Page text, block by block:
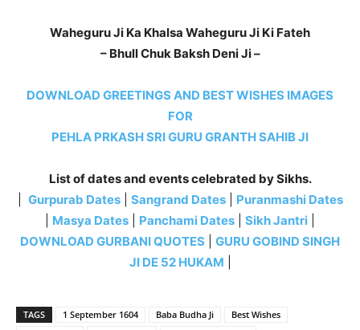
Waheguru Ji Ka Khalsa Waheguru Ji Ki Fateh
– Bhull Chuk Baksh Deni Ji –
DOWNLOAD GREETINGS AND BEST WISHES IMAGES
FOR
PEHLA PRKASH SRI GURU GRANTH SAHIB JI
List of dates and events celebrated by Sikhs.
Gurpurab Dates| Sangrand Dates| Puranmashi Dates
Masya Dates Panchami Dates Sikh Jantri
DOWNLOAD GURBANI QUOTES
GURU GOBIND SINGH
JI DE 52 HUKAM
TAGS 1 September 1604 Baba Budha Ji
Best Wishes